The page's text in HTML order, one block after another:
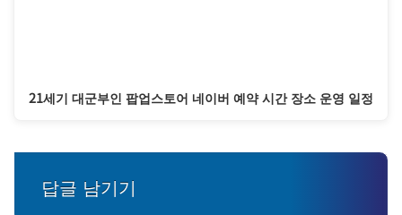
21세기 대군부인 팝업스토어 네이버 예약 시간 장소 운영 일정
답글 남기기